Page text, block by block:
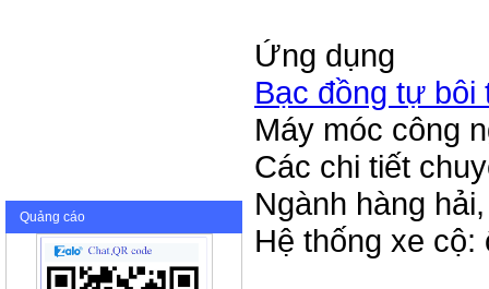
Quảng cáo
Ứng dụng
Bạc đồng tự bôi
Máy móc công
Các chi tiết
Ngành hàng
Hệ thống xe cộ: